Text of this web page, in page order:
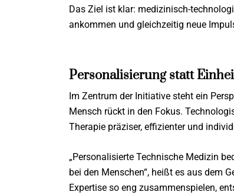
Das Ziel ist klar: medizinisch-
ankommen und gleichzeitig neue
Personalisierung statt
Im Zentrum der Initiative steht ein
Mensch rückt in den Fokus.
Therapie präziser, effizienter und
„Personalisierte Technische Medizin
bei den Menschen“, heißt es aus dem
Expertise so eng zusammenspielen,